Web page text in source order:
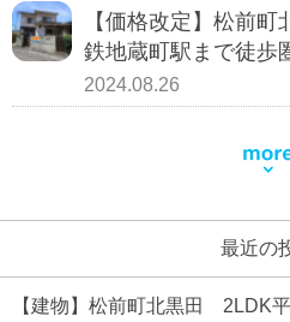
【価格改定】松前
鉄地蔵町駅まで徒歩
2024.08.26
最近の
【建物】松前町北黒田